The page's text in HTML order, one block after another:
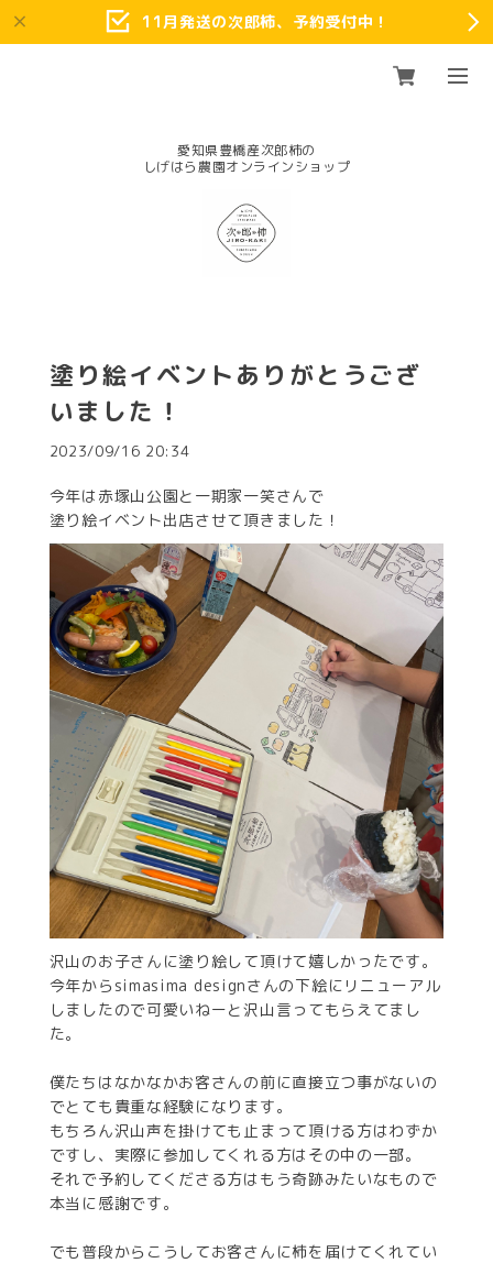
11月発送の次郎柿、予約受付中！
愛知県豊橋産次郎柿の
塗り絵イベントありがとうござ
いました！
2023/09/16 20:34
今年は赤塚山公園と一期家一笑さんで
塗り絵イベント出店させて頂きました！
沢山のお子さんに塗り絵して頂けて嬉しかったです。
今年からsimasima designさんの下絵にリニューアル
しましたので可愛いねーと沢山言ってもらえてまし
た。
僕たちはなかなかお客さんの前に直接立つ事がないの
でとても貴重な経験になります。
もちろん沢山声を掛けても止まって頂ける方はわずか
ですし、実際に参加してくれる方はその中の一部。
それで予約してくださる方はもう奇跡みたいなもので
本当に感謝です。
でも普段からこうしてお客さんに柿を届けてくれてい